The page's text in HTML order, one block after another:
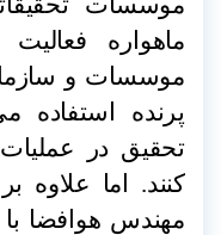
ماهواره
موسسات و
پرنده استفاده
تحقیق در
کنند. اما علاوه
مهندس هوافضا با